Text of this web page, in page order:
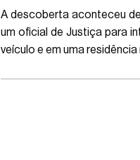
A descoberta aconteceu
um oficial de Justiça para
veículo e em uma